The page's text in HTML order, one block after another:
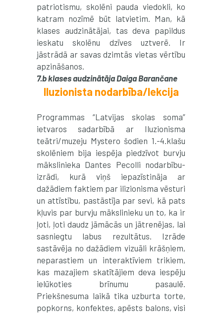
patriotismu, skolēni pauda viedokli, ko
katram nozīmē būt latvietim. Man, kā
klases audzinātājai, tas deva papildus
ieskatu skolēnu dzīves uztverē. Ir
jāstrādā ar savas dzimtās vietas vērtību
apzināšanos.
7.b klases audzinātāja Daiga Barančane
Iluzionista nodarbība/lekcija
Programmas “Latvijas skolas soma”
ietvaros sadarbībā ar Iluzionisma
teātri/muzeju Mystero šodien 1.-4.klašu
skolēniem bija iespēja piedzīvot burvju
mākslinieka Dantes Pecolli nodarbību-
izrādi, kurā viņš iepazīstināja ar
dažādiem faktiem par ilizionisma vēsturi
un attīstību, pastāstīja par sevi, kā pats
kļuvis par burvju mākslinieku un to, ka ir
ļoti, ļoti daudz jāmācās un jātrenējas, lai
sasniegtu labus rezultātus. Izrāde
sastāvēja no dažādiem vizuāli krāšņiem,
neparastiem un interaktīviem trikiem,
kas mazajiem skatītājiem deva iespēju
ielūkoties brīnumu pasaulē.
Priekšnesuma laikā tika uzburta torte,
popkorns, konfektes, apēsts balons, visi